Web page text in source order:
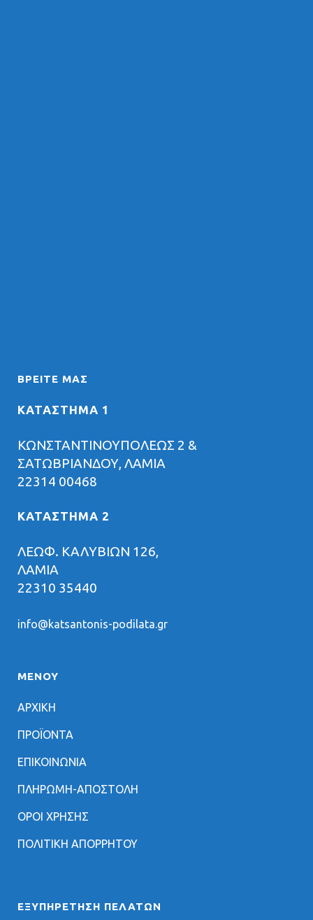
ΒΡΕΊΤΕ ΜΑΣ
ΚΑΤΑΣΤΗΜΑ 1
ΚΩΝΣΤΑΝΤΙΝΟΥΠΟΛΕΩΣ 2 &
ΣΑΤΩΒΡΙΑΝΔΟΥ, ΛΑΜΙΑ
22314 00468
ΚΑΤΑΣΤΗΜΑ 2
ΛΕΩΦ. ΚΑΛΥΒΙΩΝ 126,
ΛΑΜΙΑ
22310 35440
info@katsantonis-podilata.gr
ΜΕΝΟΥ
ΑΡΧΙΚΗ
ΠΡΟΪΟΝΤΑ
ΕΠΙΚΟΙΝΩΝΙΑ
ΠΛΗΡΩΜΗ-ΑΠΟΣΤΟΛΗ
ΟΡΟΙ ΧΡΗΣΗΣ
ΠΟΛΙΤΙΚΗ ΑΠΟΡΡΗΤΟΥ
ΕΞΥΠΗΡΈΤΗΣΗ ΠΕΛΑΤΏΝ